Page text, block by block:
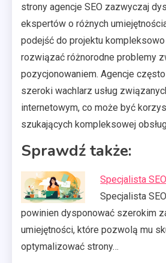
strony agencje SEO zazwyczaj
ekspertów o różnych
podejść do projektu
rozwiązać różnorodne problemy
pozycjonowaniem. Agencje
szeroki wachlarz usług
internetowym, co może być
szukających kompleksowej
Sprawdź także:
Specjalista
Specjalista
powinien dysponować szerokim
umiejętności, które pozwolą mu
optymalizować strony…